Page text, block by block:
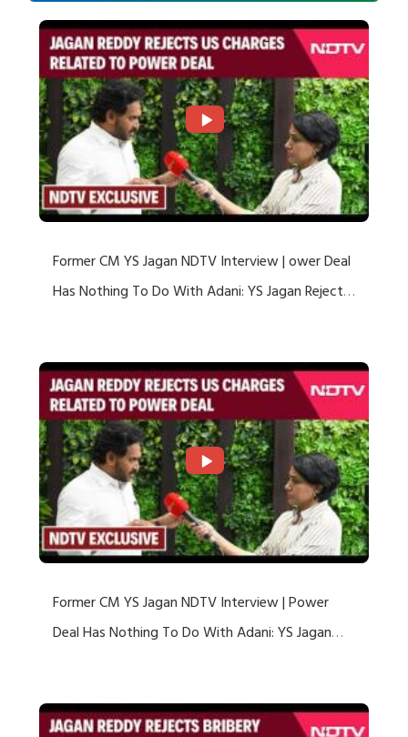
Former CM YS Jagan NDTV Interview | ower Deal
Has Nothing To Do With Adani: YS Jagan Rejects
Former CM YS Jagan NDTV Interview | Power
Deal Has Nothing To Do With Adani: YS Jagan